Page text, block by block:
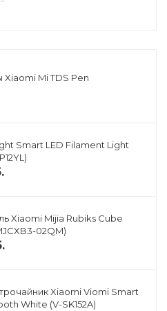
Xiaomi Mi TDS Pen
Smart LED Filament Light
Xiaomi Mijia Rubiks Cube
02QM)
Xiaomi Viomi Smart
White (V-SK152A)